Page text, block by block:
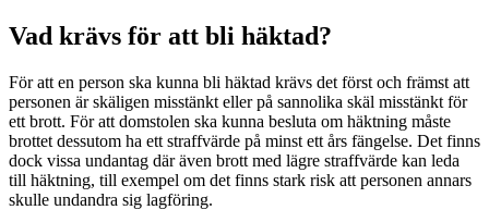
Vad krävs för att bli häktad?
För att en person ska kunna bli häktad krävs det först och främst att
personen är skäligen misstänkt eller på sannolika skäl misstänkt för
ett brott. För att domstolen ska kunna besluta om häktning måste
brottet dessutom ha ett straffvärde på minst ett års fängelse. Det finns
dock vissa undantag där även brott med lägre straffvärde kan leda
till häktning, till exempel om det finns stark risk att personen annars
skulle undandra sig lagföring.